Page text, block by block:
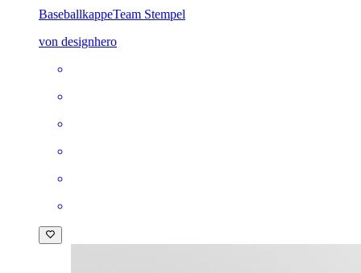
BaseballkappeTeam Stempel
von designhero